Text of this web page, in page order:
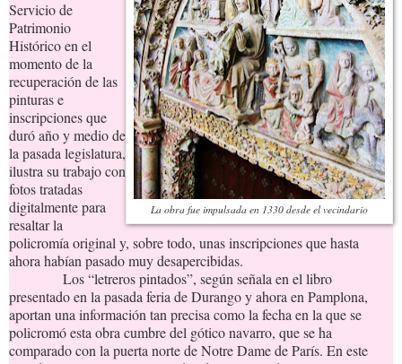
La obra fue impulsada en 1330 desde el vecindario
Servicio de
Patrimonio
Histórico en el
momento de la
recuperación de las
pinturas e
inscripciones que
duró año y medio de
la pasada legislatura,
ilustra su trabajo con
fotos tratadas
digitalmente para
resaltar la
policromía original y, sobre todo, unas inscripciones que hasta
ahora habían pasado muy desapercibidas.
Los “letreros pintados”, según señala en el libro
presentado en la pasada feria de Durango y ahora en Pamplona,
aportan una información tan precisa como la fecha en la que se
policromó esta obra cumbre del gótico navarro, que se ha
comparado con la puerta norte de Notre Dame de París. En este